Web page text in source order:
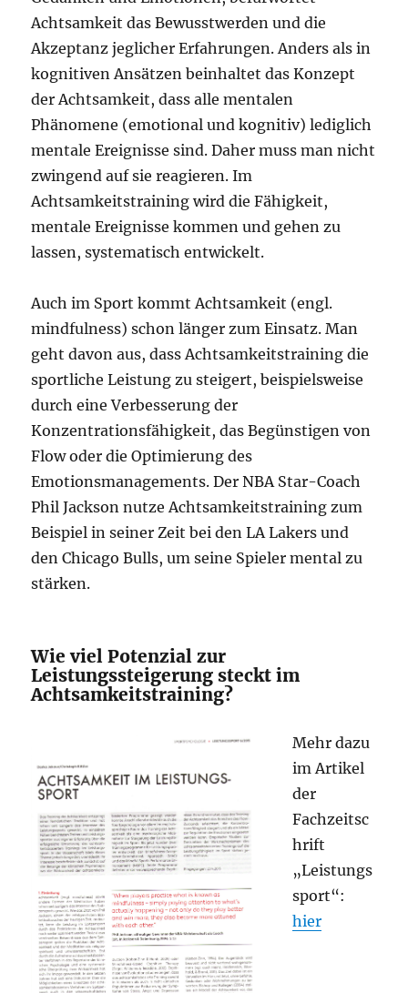
Achtsamkeit das Bewusstwerden und die
Akzeptanz jeglicher Erfahrungen. Anders als in
kognitiven Ansätzen beinhaltet das Konzept
der Achtsamkeit, dass alle mentalen
Phänomene (emotional und kognitiv) lediglich
mentale Ereignisse sind. Daher muss man nicht
zwingend auf sie reagieren. Im
Achtsamkeitstraining wird die Fähigkeit,
mentale Ereignisse kommen und gehen zu
lassen, systematisch entwickelt.
Auch im Sport kommt Achtsamkeit (engl.
mindfulness) schon länger zum Einsatz. Man
geht davon aus, dass Achtsamkeitstraining die
sportliche Leistung zu steigert, beispielsweise
durch eine Verbesserung der
Konzentrationsfähigkeit, das Begünstigen von
Flow oder die Optimierung des
Emotionsmanagements. Der NBA Star-Coach
Phil Jackson nutze Achtsamkeitstraining zum
Beispiel in seiner Zeit bei den LA Lakers und
den Chicago Bulls, um seine Spieler mental zu
stärken.
Wie viel Potenzial zur
Leistungssteigerung steckt im
Achtsamkeitstraining?
Mehr dazu
im Artikel
der
Fachzeitsc
hrift
„Leistungs
sport“:
hier